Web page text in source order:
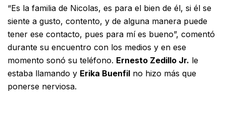
“Es la familia de Nicolas, es para el bien de él, si él se
siente a gusto, contento, y de alguna manera puede
tener ese contacto, pues para mí es bueno”, comentó
durante su encuentro con los medios y en ese
momento sonó su teléfono. Ernesto Zedillo Jr. le
estaba llamando y Erika Buenfil no hizo más que
ponerse nerviosa.